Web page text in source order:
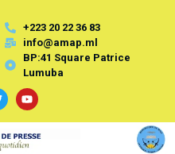
+223 20 22 36 83
info@amap.ml
BP:41 Square Patrice
Lumuba